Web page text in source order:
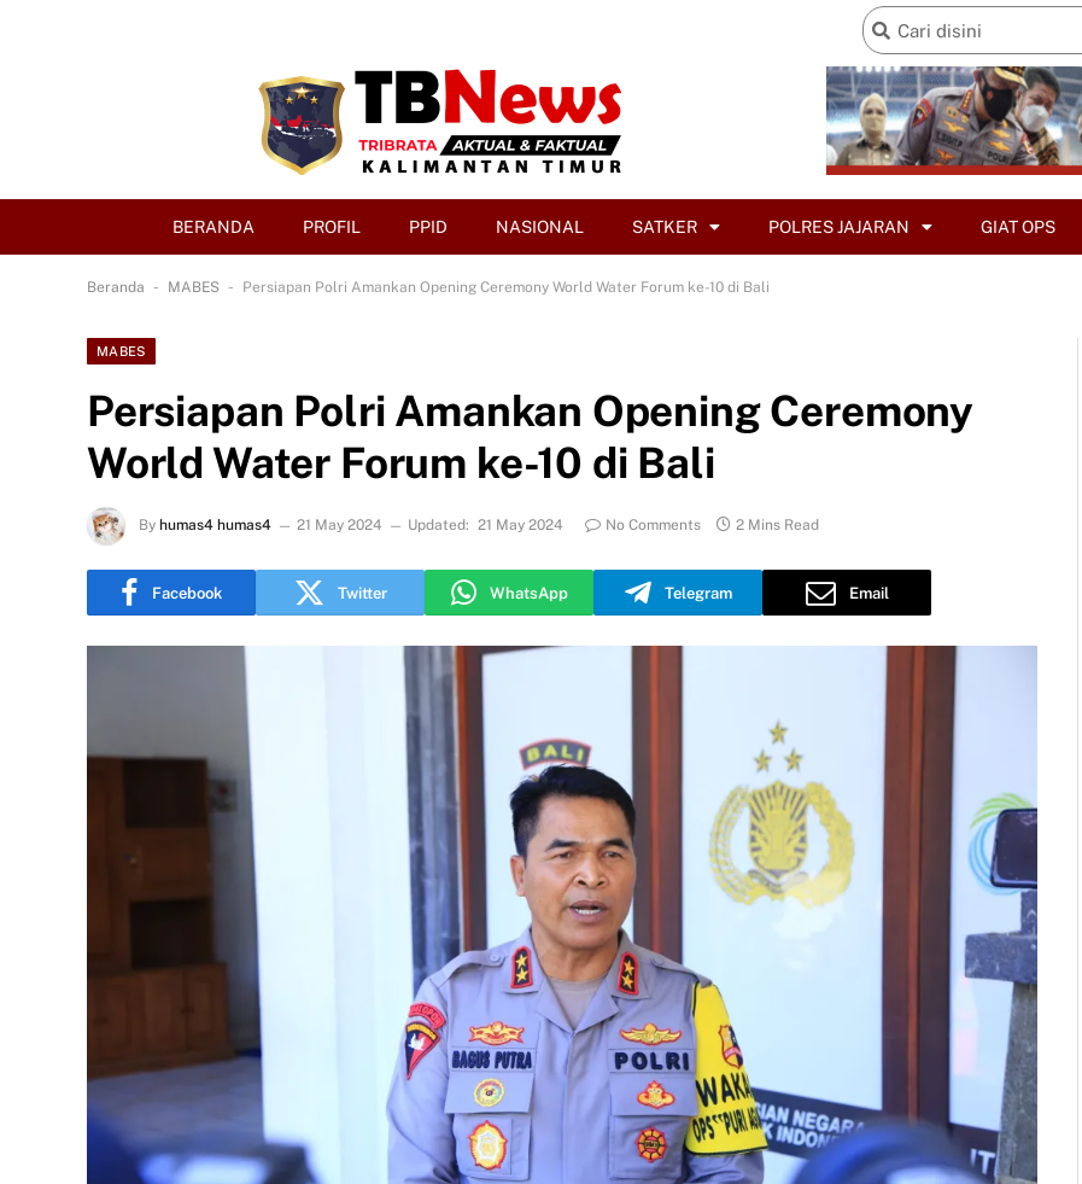
BERANDA PROFIL PPID NASIONAL SATKER POLRES JAJARAN GIAT OPS
Beranda - MABES - Persiapan Polri Amankan Opening Ceremony World Water Forum ke-10 di Bali
MABES
Persiapan Polri Amankan Opening Ceremony
World Water Forum ke-10 di Bali
By humas4 humas4 21 May 2024 Updated: 21 May 2024 No Comments 2 Mins Read
Facebook Twitter WhatsApp Telegram Email